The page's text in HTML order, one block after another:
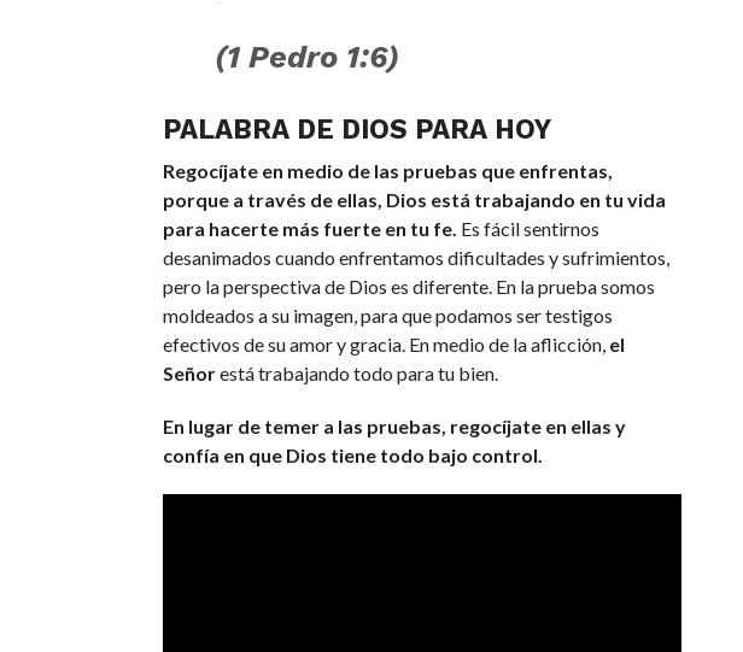
(1 Pedro 1:6)
PALABRA DE DIOS PARA HOY
Regocíjate en medio de las pruebas que enfrentas,
porque a través de ellas, Dios está trabajando en tu vida
para hacerte más fuerte en tu fe. Es fácil sentirnos
desanimados cuando enfrentamos dificultades y sufrimientos,
pero la perspectiva de Dios es diferente. En la prueba somos
moldeados a su imagen, para que podamos ser testigos
efectivos de su amor y gracia. En medio de la aflicción, el
Señorestá trabajando todo para tu bien.
En lugar de temer a las pruebas, regocíjate en ellas y
confía en que Dios tiene todo bajo control.